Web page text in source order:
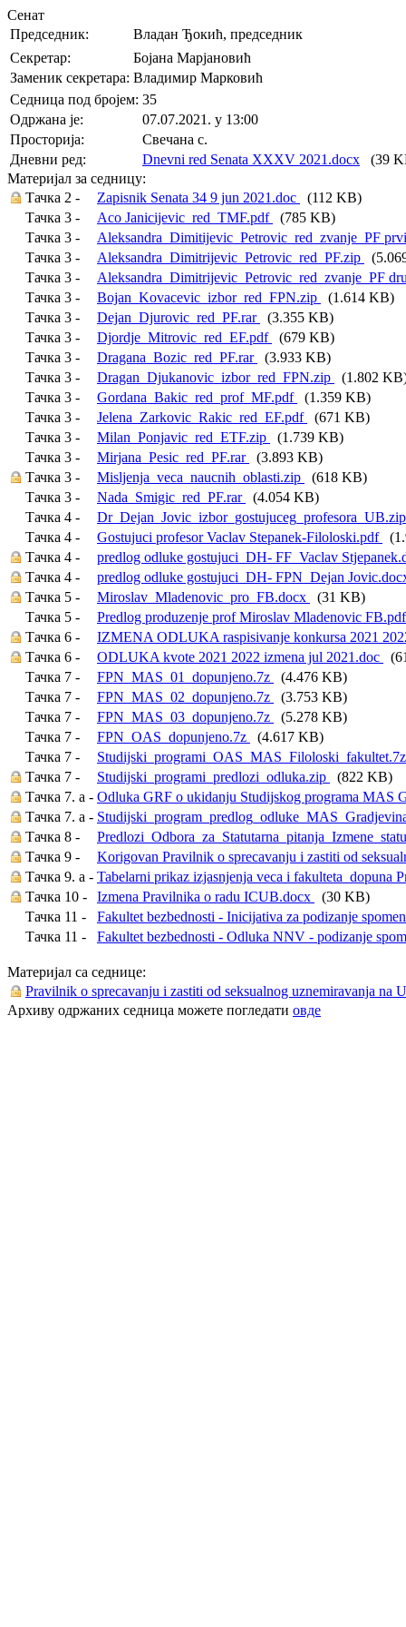
Сенат
Председник:
Владан Ђокић, председник
Секретар:
Бојана Марјановић
Заменик секретара: Владимир Марковић
Седница под бројем: 35
Oдржана je:
07.07.2021. у 13:00
Просторија:
Свечана с.
Дневни ред:
Dnevni red Senata XXXV 2021.docx (39
Материјал за седницу:
Тачка 2 -
Zapisnik Senata 34 9 jun 2021.doc
(112 KB)
Тачка 3 -
Aco Janicijevic_red_TMF.pdf
(785 KB)
Тачка 3 -
Aleksandra_Dimitijevic_Petrovic_red_zvanje_PF
Тачка 3 -
Aleksandra_Dimitrijevic_Petrovic_red_PF.zip
Тачка 3 -
Aleksandra_Dimitrijevic_Petrovic_red_zvanje_PF
Тачка 3 -
Bojan_Kovacevic_izbor_red_FPN.zip
(1.614 KB)
Тачка 3 -
Dejan_Djurovic_red_PF.rar
(3.355 KB)
Тачка 3 -
Djordje_Mitrovic_red_EF.pdf
(679 KB)
Тачка 3 -
Dragana_Bozic_red_PF.rar
(3.933 KB)
Тачка 3 -
Dragan_Djukanovic_izbor_red_FPN.zip
(1.802
Тачка 3 -
Gordana_Bakic_red_prof_MF.pdf
(1.359 KB)
Тачка 3 -
Jelena_Zarkovic_Rakic_red_EF.pdf
(671 KB)
Тачка 3 -
Milan_Ponjavic_red_ETF.zip
(1.739 KB)
Тачка 3 -
Mirjana_Pesic_red_PF.rar
(3.893 KB)
Тачка 3 -
Misljenja_veca_naucnih_oblasti.zip
(618 KB)
Тачка 3 -
Nada_Smigic_red_PF.rar
(4.054 KB)
Тачка 4 -
Тачка 4 -
Gostujuci profesor Vaclav Stepanek-Filoloski.pdf
Тачка 4 -
predlog odluke gostujuci_DH- FF_Vaclav
Тачка 4 -
predlog odluke gostujuci_DH- FPN_Dejan
Тачка 5 -
Miroslav_Mladenovic_pro_FB.docx
(31 KB)
Тачка 5 -
Predlog produzenje prof Miroslav Mladenovic
Тачка 6 -
IZMENA ODLUKA raspisivanje konkursa 2021
Тачка 6 -
ODLUKA kvote 2021 2022 izmena jul 2021.doc
Тачка 7 -
FPN_MAS_01_dopunjeno.7z
(4.476 KB)
Тачка 7 -
FPN_MAS_02_dopunjeno.7z
(3.753 KB)
Тачка 7 -
FPN_MAS_03_dopunjeno.7z
(5.278 KB)
Тачка 7 -
FPN_OAS_dopunjeno.7z
(4.617 KB)
Тачка 7 -
Тачка 7 -
Studijski_programi_predlozi_odluka.zip
(822 KB)
Тачка 7. a - Odluka GRF o ukidanju Studijskog programa MAS
Тачка 7. a -
Тачка 8 -
Тачка 9 -
Korigovan Pravilnik o sprecavanju i zastiti od
Тачка 9. a - Tabelarni prikaz izjasnjenja veca i fakulteta_dopuna
Тачка 10 -
Izmena Pravilnika o radu ICUB.docx
(30 KB)
Тачка 11 -
Fakultet bezbednosti - Inicijativa za podizanje
Тачка 11 -
Fakultet bezbednosti - Odluka NNV - podizanje
Материјал са седнице:
Pravilnik o sprecavanju i zastiti od seksualnog uznemiravanja na
Архиву одржаних седница можете погледати овде